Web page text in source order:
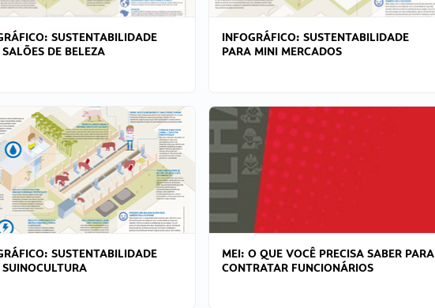
SUSTENTABILIDADE
DE BELEZA
INFOGRÁFICO: SUSTENTABILIDADE
PARA MINI MERCADOS
SUSTENTABILIDADE
MEI: O QUE VOCÊ PRECISA SABER PARA
CONTRATAR FUNCIONÁRIOS